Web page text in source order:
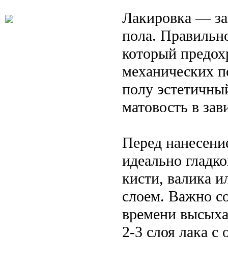
Лакировка —
пола.
который
механических
полу
матовость в
Перед
идеально
кисти, валика
слоем. Важно
времени
2-3 слоя лака с